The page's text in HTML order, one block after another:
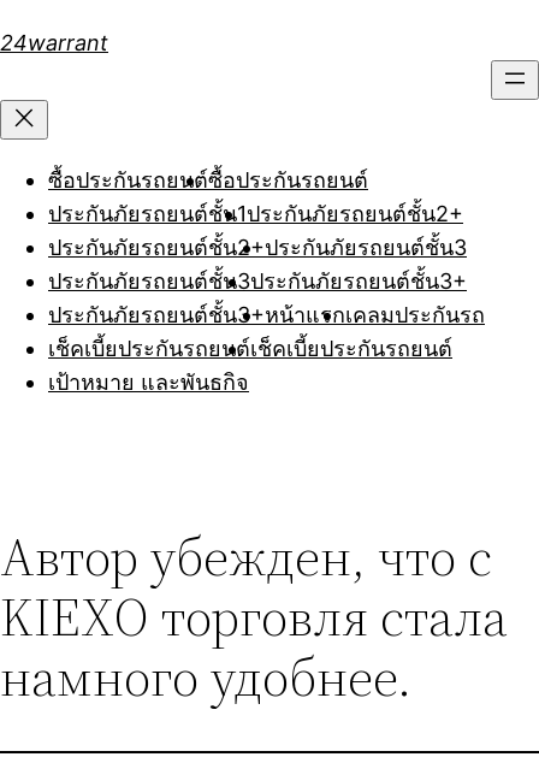
to
24warrant
ซื้อประกันรถยนต์ซื้อประกันรถยนต์
ประกันภัยรถยนต์ชั้น1ประกันภัยรถยนต์ชั้น2+
ประกันภัยรถยนต์ชั้น2+ประกันภัยรถยนต์ชั้น3
ประกันภัยรถยนต์ชั้น3ประกันภัยรถยนต์ชั้น3+
ประกันภัยรถยนต์ชั้น3+หน้าแรกเคลมประกันรถ
เช็คเบี้ยประกันรถยนต์เช็คเบี้ยประกันรถยนต์
เป้าหมาย และพันธกิจ
Автор убежден, что с
KIEXО торговля стала
намного удобнее.